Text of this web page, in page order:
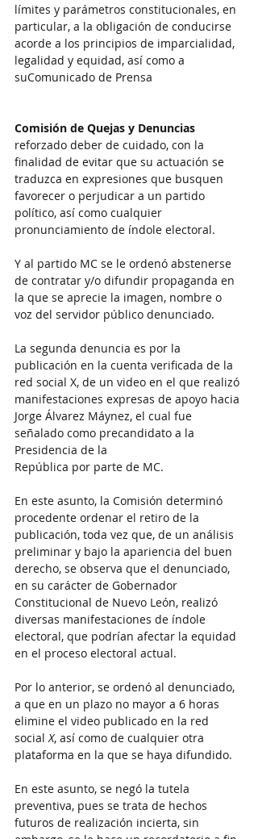
límites y parámetros constitucionales, en
particular, a la obligación de conducirse
acorde a los principios de imparcialidad,
legalidad y equidad, así como a
suComunicado de Prensa
Comisión de Quejas y Denuncias
reforzado deber de cuidado, con la
finalidad de evitar que su actuación se
traduzca en expresiones que busquen
favorecer o perjudicar a un partido
político, así como cualquier
pronunciamiento de índole electoral.
Y al partido MC se le ordenó abstenerse
de contratar y/o difundir propaganda en
la que se aprecie la imagen, nombre o
voz del servidor público denunciado.
La segunda denuncia es por la
publicación en la cuenta verificada de la
red social X, de un video en el que realizó
manifestaciones expresas de apoyo hacia
Jorge Álvarez Máynez, el cual fue
señalado como precandidato a la
Presidencia de la
República por parte de MC.
En este asunto, la Comisión determinó
procedente ordenar el retiro de la
publicación, toda vez que, de un análisis
preliminar y bajo la apariencia del buen
derecho, se observa que el denunciado,
en su carácter de Gobernador
Constitucional de Nuevo León, realizó
diversas manifestaciones de índole
electoral, que podrían afectar la equidad
en el proceso electoral actual.
Por lo anterior, se ordenó al denunciado,
a que en un plazo no mayor a 6 horas
elimine el video publicado en la red
social X, así como de cualquier otra
plataforma en la que se haya difundido.
En este asunto, se negó la tutela
preventiva, pues se trata de hechos
futuros de realización incierta, sin